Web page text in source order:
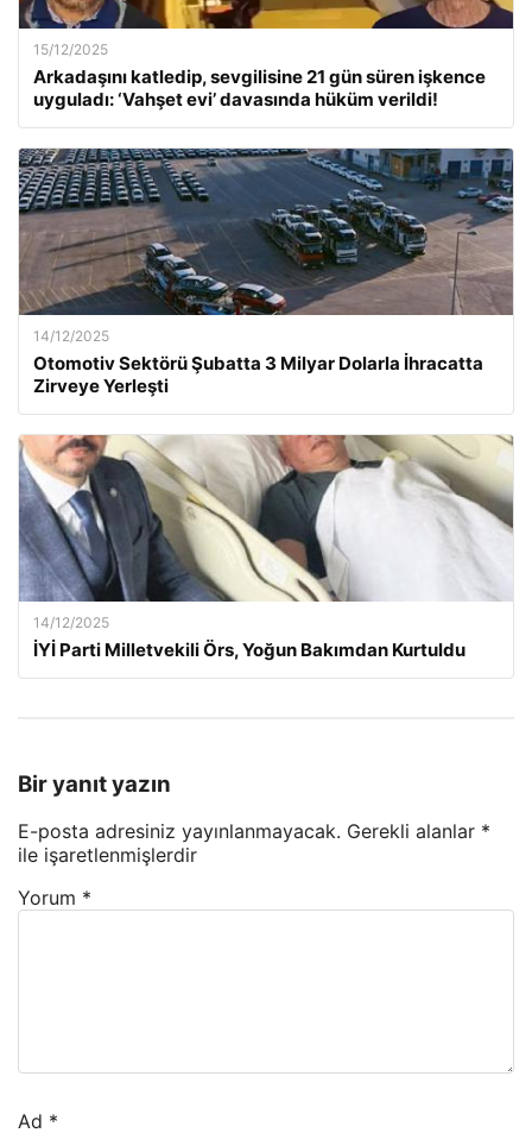
15/12/2025
Arkadaşını katledip, sevgilisine 21 gün süren işkence
uyguladı: ‘Vahşet evi’ davasında hüküm verildi!
14/12/2025
Otomotiv Sektörü Şubatta 3 Milyar Dolarla İhracatta
Zirveye Yerleşti
14/12/2025
İYİ Parti Milletvekili Örs, Yoğun Bakımdan Kurtuldu
Bir yanıt yazın
E-posta adresiniz yayınlanmayacak. Gerekli alanlar *
ile işaretlenmişlerdir
Yorum *
Ad *